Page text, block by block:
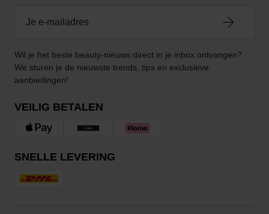
Wil je het beste beauty-nieuws direct in je inbox ontvangen?
We sturen je de nieuwste trends, tips en exclusieve
aanbiedingen!
VEILIG BETALEN
SNELLE LEVERING